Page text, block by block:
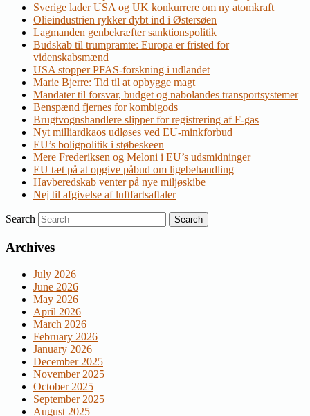
Sverige lader USA og UK konkurrere om ny atomkraft
Olieindustrien rykker dybt ind i Østersøen
Lagmanden genbekræfter sanktionspolitik
Budskab til trumpramte: Europa er fristed for
videnskabsmænd
USA stopper PFAS-forskning i udlandet
Marie Bjerre: Tid til at opbygge magt
Mandater til forsvar, budget og nabolandes transportsystemer
Benspænd fjernes for kombigods
Brugtvognshandlere slipper for registrering af F-gas
Nyt milliardkaos udløses ved EU-minkforbud
EU’s boligpolitik i støbeskeen
Mere Frederiksen og Meloni i EU’s udsmidninger
EU tæt på at opgive påbud om ligebehandling
Havberedskab venter på nye miljøskibe
Nej til afgivelse af luftfartsaftaler
Search
Archives
July 2026
June 2026
May 2026
April 2026
March 2026
February 2026
January 2026
December 2025
November 2025
October 2025
September 2025
August 2025